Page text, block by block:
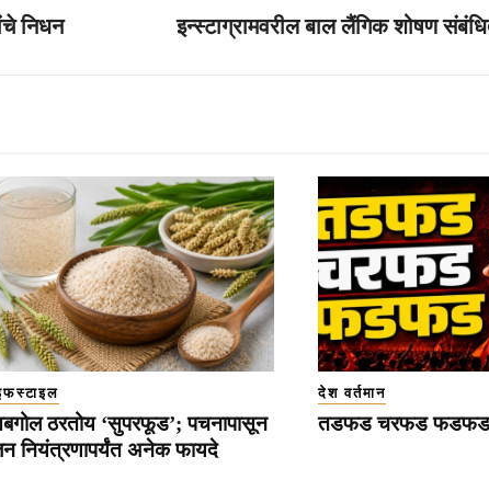
निधन
इन्स्टाग्रामवरील बाल लैंगिक शोषण
ठरतोय ‘सुपरफूड’; पचनापासून
नियंत्रणापर्यंत अनेक फायदे
देश वर्तमान
तडफड चरफड